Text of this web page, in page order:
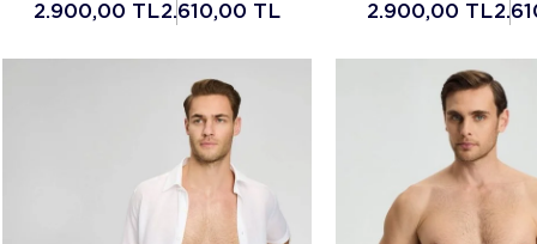
2.900,00 TL2.610,00 TL 2.900,00 TL